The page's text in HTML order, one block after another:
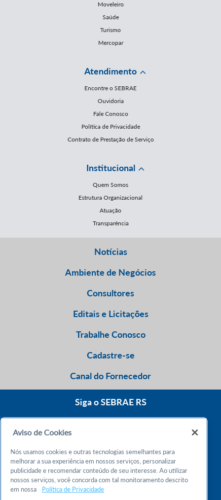
Moveleiro
Saúde
Turismo
Mercopar
Atendimento
Encontre o SEBRAE
Ouvidoria
Fale Conosco
Política de Privacidade
Contrato de Prestação de Serviço
Institucional
Quem Somos
Estrutura Organizacional
Atuação
Transparência
Notícias
Ambiente de Negócios
Consultores
Editais e Licitações
Trabalhe Conosco
Cadastre-se
Canal do Fornecedor
Siga o SEBRAE RS
Atendimento 24h
Chame no WhatsApp
Aviso de Cookies
Nós usamos cookies e outras tecnologias semelhantes para
melhorar a sua experiência em nossos serviços, personalizar
publicidade e recomendar conteúdo de seu interesse. Ao utilizar
nossos serviços, você concorda com tal monitoramento descrito
em nossa
Política de Privacidade